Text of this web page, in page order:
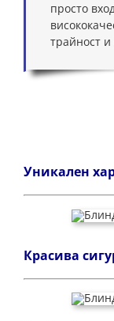
просто
трайност и
Уникален
Красива